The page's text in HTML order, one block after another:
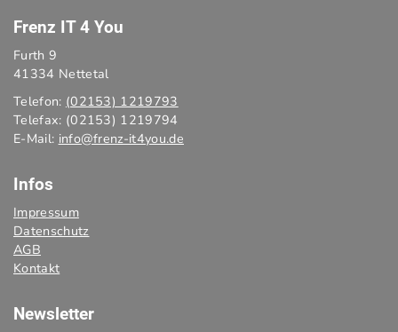
Frenz IT 4 You
Furth 9
41334 Nettetal
Telefon: (02153) 1219793
Telefax: (02153) 1219794
E-Mail: info@frenz-it4you.de
Infos
Impressum
Datenschutz
AGB
Kontakt
Newsletter